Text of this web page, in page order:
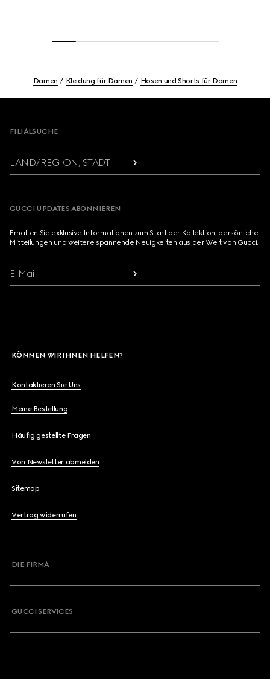
Damen Kleidung für Damen Hosen und Shorts für Damen
FILIALSUCHE
LAND/REGION, STADT
GUCCI UPDATES ABONNIEREN
Erhalten Sie exklusive Informationen zum Start der Kollektion, persönliche
Mitteilungen und weitere spannende Neuigkeiten aus der Welt von Gucci.
E-Mail
KÖNNEN WIR IHNEN HELFEN?
Kontaktieren Sie Uns
Meine Bestellung
Häufig gestellte Fragen
Von Newsletter abmelden
Sitemap
Vertrag widerrufen
DIE FIRMA
GUCCI SERVICES